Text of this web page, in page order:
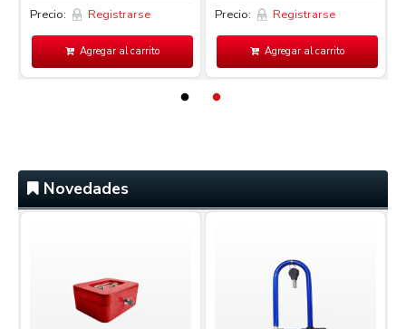
Precio: Registrarse
Agregar al carrito
Precio: Registrarse
Agregar al carrito
Novedades